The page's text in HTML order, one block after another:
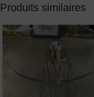
Produits similaires